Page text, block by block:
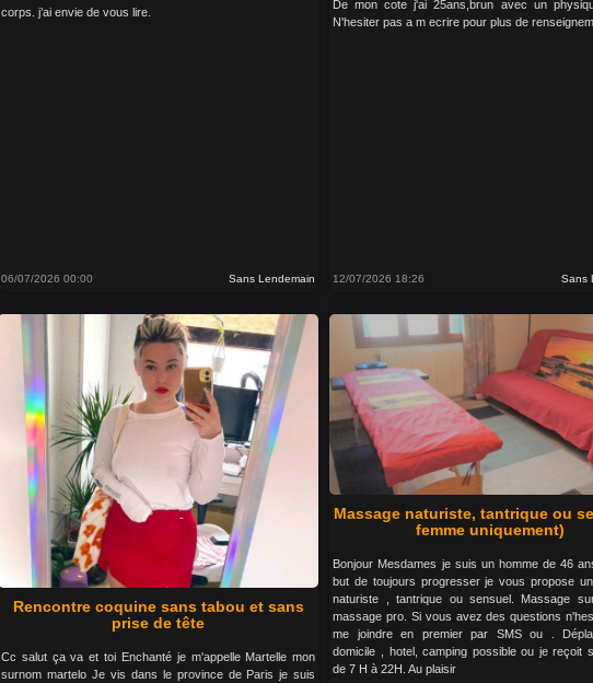
corps. j’ai envie de vous lire.
06/07/2026 00:00 Sans Lendemain
De mon cote j'ai 25ans,brun avec un
N'hesiter pas a m ecrire pour plus de
12/07/2026 18:26 Sans
Rencontre coquine sans tabou et sans
prise de tête
Cc salut ça va et toi Enchanté je m'appelle Martelle mon
surnom martelo Je vis dans le province de Paris je suis
Massage naturiste, tantrique ou
femme uniquement)
Bonjour Mesdames je suis un homme de 46
but de toujours progresser je vous propose
naturiste , tantrique ou sensuel. Massage
massage pro. Si vous avez des questions
me joindre en premier par SMS ou .
domicile , hotel, camping possible ou je reçoit
de 7 H à 22H. Au plaisir